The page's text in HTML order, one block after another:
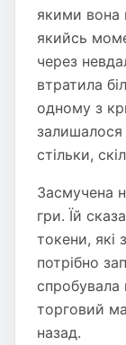
якими вона
якийсь
через
втратила
одному з
стільки,
Засмучена
гри. Їй
токени, які
потрібно
спробувала
торговий
назад.